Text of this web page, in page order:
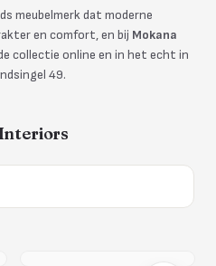
meubelmerk dat moderne
en comfort, en bij Mokana
collectie online en in het echt in
49.